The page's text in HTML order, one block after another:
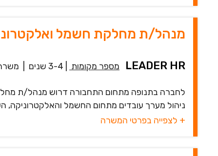
מנהל/ת מחלקת חשמל
LEADER HR מספר מקומות 3-4 שנים
לחברה בתנופה מתחום התחבורה דרוש מנהל/ת
ניהול מערך עובדים מתחום החשמל והאלקטרוניקה,
+ לצפייה בפרטי המשרה